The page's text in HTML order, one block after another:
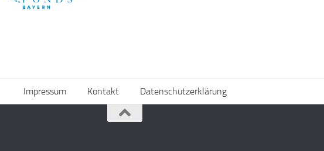
Impressum Kontakt Datenschutzerklärung